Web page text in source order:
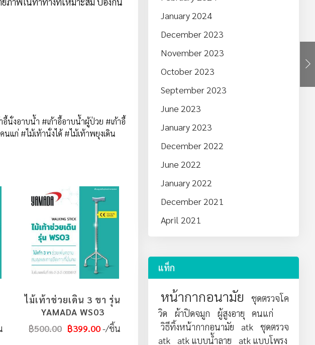
นั่งอาบน้ำ #เก้าอี้อาบน้ำผู้ป่วย #เก้าอี้
แก่ #ไม้เท้านั่งได้ #ไม้เท้าพยุงเดิน
ไม้เท้าช่วยเดิน 3 ขา รุ่น
YAMADA WS03
฿500.00 ฿399.00 /ชิ้น
ไม้เท้าช่วยเดิน 4 ขา รุ่น
WS04 YAMADA
฿500.00 ฿400.00 /ชิ้น
January 2024
December 2023
November 2023
October 2023
September 2023
June 2023
January 2023
December 2022
June 2022
January 2022
December 2021
April 2021
แท็ก
หน้ากากอนามัย
ชุดตรวจโค
วิด
ผ้าปิดจมูก ผู้สูงอายุ
คนแก่
วิธีทิ้งหน้ากากอนามัย
atk
ชุดตรวจ
atk
atk แบบน้ำลาย
atk แบบโพรง